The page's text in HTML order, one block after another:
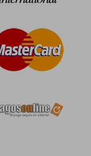
55%
dcto.